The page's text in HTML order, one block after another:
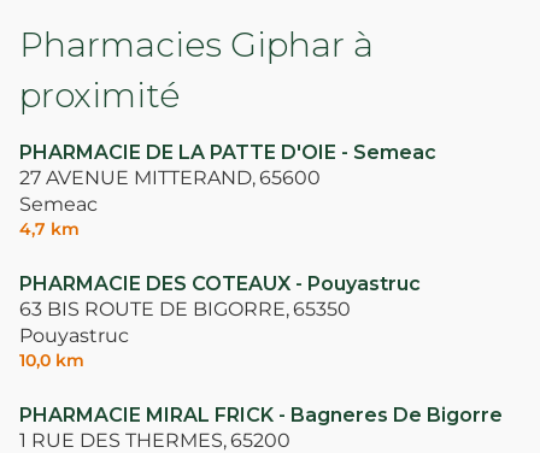
Pharmacies Giphar à
proximité
PHARMACIE DE LA PATTE D'OIE - Semeac
27 AVENUE MITTERAND,65600
Semeac
4,7 km
PHARMACIE DES COTEAUX - Pouyastruc
63 BIS ROUTE DE BIGORRE,65350
Pouyastruc
10,0 km
PHARMACIE MIRAL FRICK - Bagneres De Bigorre
1 RUE DES THERMES,65200